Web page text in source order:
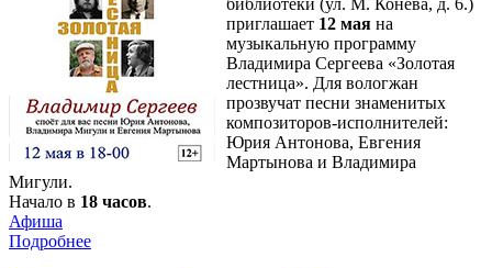
приглашает 12 мая на
музыкальную программу
Владимира Сергеева «Золотая
лестница». Для вологжан
прозвучат песни знаменитых
композиторов-исполнителей:
Юрия Антонова, Евгения
Мартынова и Владимира
Мигули.
Начало в 18 часов.
Афиша
Подробнее